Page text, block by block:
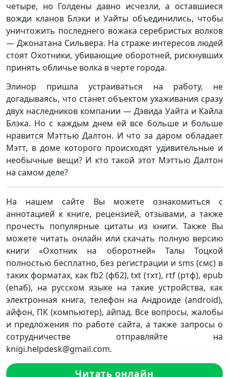
четыре, но Голдены давно исчезли, а оставшиеся
вожди кланов Блэки и Уайты объединились, чтобы
уничтожить последнего вожака серебристых волков
— Джонатана Сильвера. На страже интересов людей
стоят Охотники, убивающие оборотней, рискнувших
принять обличье волка в черте города.
Элинор пришла устраиваться на работу, не
догадываясь, что станет объектом ухаживания сразу
двух наследников компании — Дэвида Уайта и Кайла
Блэка. Но с каждым днем ей все больше и больше
нравится Мэттью Далтон. И что за даром обладает
Мэтт, в доме которого происходят удивительные и
необычные вещи? И кто такой этот Мэттью Далтон
на самом деле?
На нашем сайте Вы можете ознакомиться с
аннотацией к книге, рецензией, отзывами, а также
прочесть популярные цитаты из книги. Также Вы
можете читать онлайн или скачать полную версию
книги «Охотник на оборотней» Талы Тоцкой
полностью бесплатно, без регистрации и sms (смс) в
таких форматах, как fb2 (фб2), txt (тхт), rtf (ртф), epub
(епаб), на русском языке на такие устройства, как
электронная книга, телефон на Андроиде (android),
айфон, ПК (компьютер), айпад. Все вопросы, жалобы
и предложения по работе сайта, а также запросы о
сотрудничестве отправляйте на
knigi.helpdesk@gmail.com.
Читать онлайн